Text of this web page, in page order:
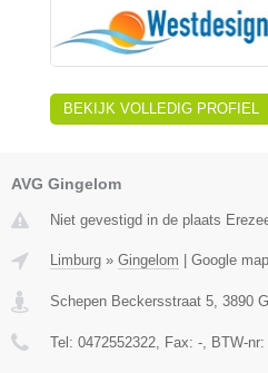
BEKIJK VOLLEDIG PROFIEL
AVG Gingelom
Niet gevestigd in de plaats
Limburg » Gingelom | Google
Schepen Beckersstraat 5 3890
Tel: 0472552322 , Fax: - , BTW-nr: